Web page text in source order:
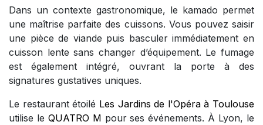
Dans un contexte gastronomique, le kamado permet
une maîtrise parfaite des cuissons. Vous pouvez saisir
une pièce de viande puis basculer immédiatement en
cuisson lente sans changer d’équipement. Le fumage
est également intégré, ouvrant la porte à des
signatures gustatives uniques.
Le restaurant étoilé Les Jardins de l'Opéra à Toulouse
utilise le QUATRO M pour ses événements. À Lyon, le